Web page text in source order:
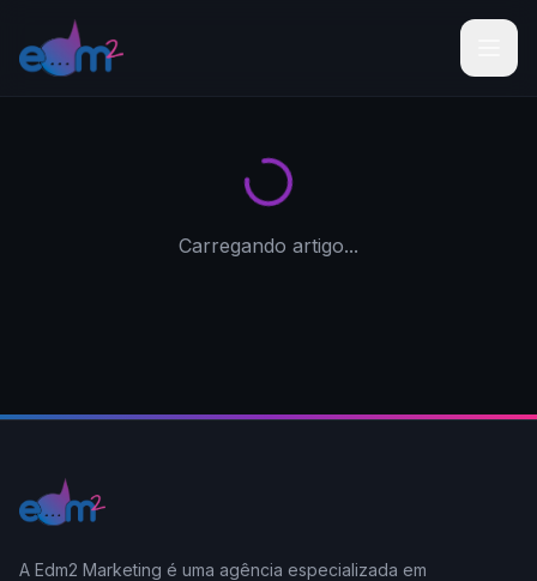
Carregando artigo...
A Edm2 Marketing é uma agência especializada em